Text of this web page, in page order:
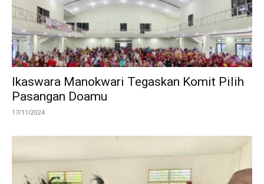
Ikaswara Manokwari Tegaskan Komit Pilih
Pasangan Doamu
17/11/2024